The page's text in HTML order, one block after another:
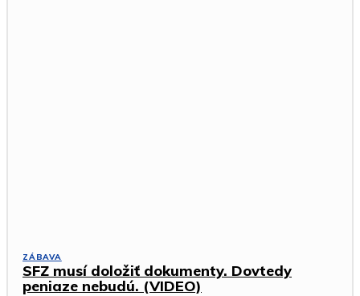
ZÁBAVA
SFZ musí doložiť dokumenty. Dovtedy
peniaze nebudú. (VIDEO)